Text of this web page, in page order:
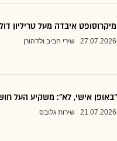
מיקרוסופט איבדה מעל טריליון
27.07.2026 שירי חביב ולדהורן
"באופן אישי, לא": משקיע העל
21.07.2026 שירות גלובס